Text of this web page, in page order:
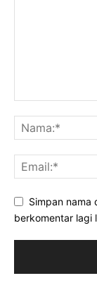
Simpan nama
berkomentar lagi